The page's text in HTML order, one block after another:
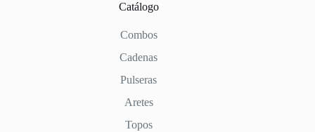
Catálogo
Combos
Cadenas
Pulseras
Aretes
Topos